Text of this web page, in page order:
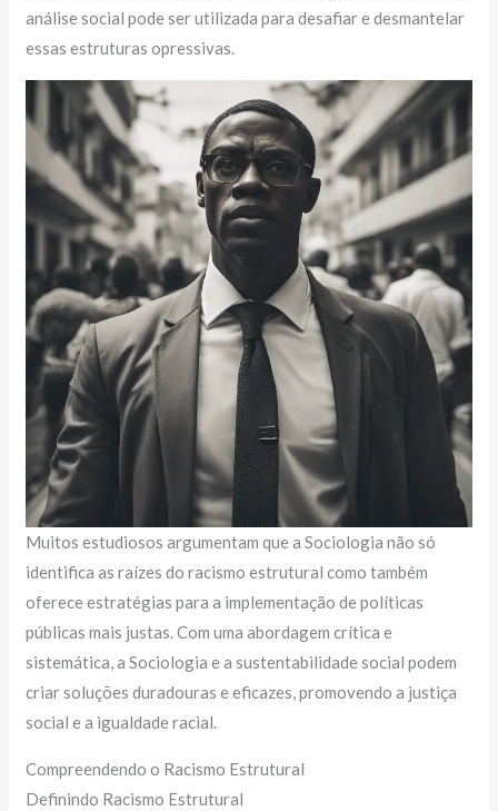
análise social pode ser utilizada para desafiar e desmantelar
essas estruturas opressivas.
Muitos estudiosos argumentam que a Sociologia não só
identifica as raízes do racismo estrutural como também
oferece estratégias para a implementação de políticas
públicas mais justas. Com uma abordagem crítica e
sistemática, a Sociologia e a sustentabilidade social podem
criar soluções duradouras e eficazes, promovendo a justiça
social e a igualdade racial.
Compreendendo o Racismo Estrutural
Definindo Racismo Estrutural